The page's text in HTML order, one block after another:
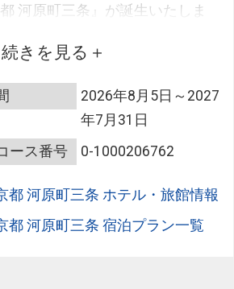
河原町三条』が誕生いたしま
先斗町・木屋町へは徒歩1分、
鴨川や祗園・八坂まで徒歩圏。
みさくらの間」でウェルカムド
ケットコイル式マットレスで朝
気清浄機を完備
喫煙ブース有）
続きを見る
2026年8月5日～2027
年7月31日
ース番号
0-1000206762
都 河原町三条 ホテル・旅館情報
都 河原町三条 宿泊プラン一覧